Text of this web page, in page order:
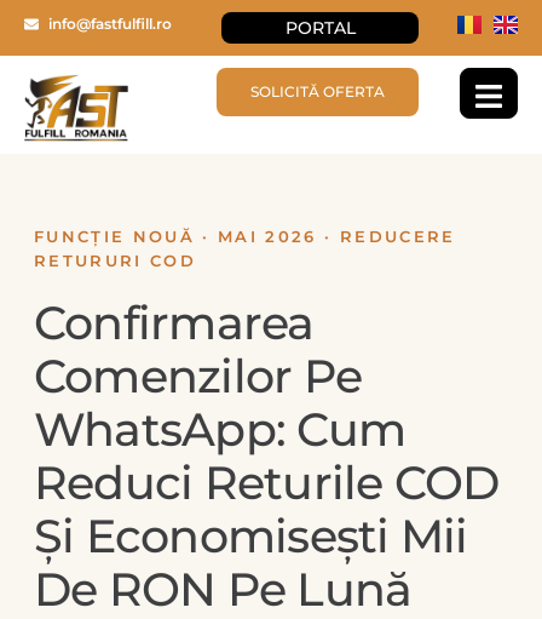
info@fastfulfill.ro PORTAL
SOLICITĂ OFERTA
FUNCȚIE NOUĂ · MAI 2026 · REDUCERE
RETURURI COD
Confirmarea
Comenzilor Pe
WhatsApp: Cum
Reduci Returile COD
Și Economisești Mii
De RON Pe Lună